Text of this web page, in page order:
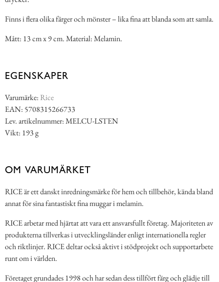
Finns i flera olika färger och mönster – lika fina att blanda som att samla.
Mått: 13 cm x 9 cm. Material: Melamin.
EGENSKAPER
Varumärke: Rice
EAN: 5708315266733
Lev. artikelnummer: MELCU-LSTEN
Vikt: 193 g
OM VARUMÄRKET
RICE är ett danskt inredningsmärke för hem och tillbehör, kända bland
annat för sina fantastiskt fina muggar i melamin.
RICE arbetar med hjärtat att vara ett ansvarsfullt företag. Majoriteten av
produkterna tillverkas i utvecklingsländer enligt internationella regler
och riktlinjer. RICE deltar också aktivt i stödprojekt och supportarbete
runt om i världen.
Företaget grundades 1998 och har sedan dess tillfört färg och glädje till